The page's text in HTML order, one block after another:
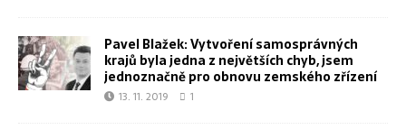
Pavel Blažek: Vytvoření samosprávných
krajů byla jedna z největších chyb, jsem
jednoznačně pro obnovu zemského zřízení
13. 11. 2019 1